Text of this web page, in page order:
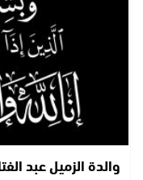
والدة الزميل عبد